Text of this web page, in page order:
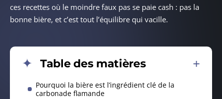
ces recettes où le moindre faux pas se paie cash : pas la
bonne bière, et c’est tout l’équilibre qui vacille.
Table des matières
Pourquoi la bière est l’ingrédient clé de la
carbonade flamande